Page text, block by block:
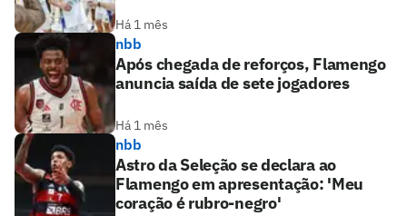
Há 1 mês
nbb
Após chegada de reforços, Flamengo
anuncia saída de sete jogadores
Há 1 mês
nbb
Astro da Seleção se declara ao
Flamengo em apresentação: 'Meu
coração é rubro-negro'